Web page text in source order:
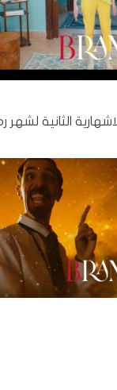
الثانية لشهر